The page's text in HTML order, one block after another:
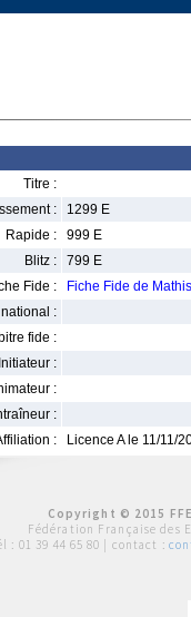
Titre :
:
1299 E
Rapide :
999 E
Blitz :
799 E
Fide :
Fiche Fide de
:
fide :
Initiateur :
:
:
:
Licence A le 11/11/
Copyright © 2015
Fédération Française des
: 01 39 44 65 80 | contact :